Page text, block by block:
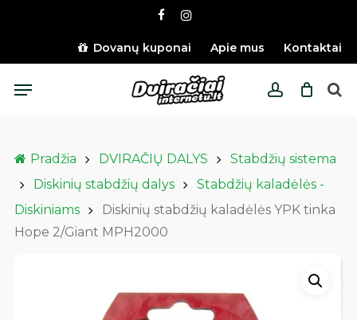
content
facebookinstagram
Dovanų kuponai Apie mus Kontaktai
account
Menu
Pradžia DVIRAČIŲ DALYS
Stabdžių sistema
Diskinių stabdžių dalys
Stabdžių kaladėlės -
Diskiniams
Diskinių stabdžių kaladėlės YPK tinka
Hope 2/Giant MPH2000